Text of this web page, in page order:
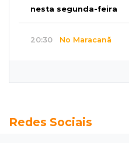
nesta segunda-feira
20:30 No Maracanã
Seleções em MS têm
Redes Sociais